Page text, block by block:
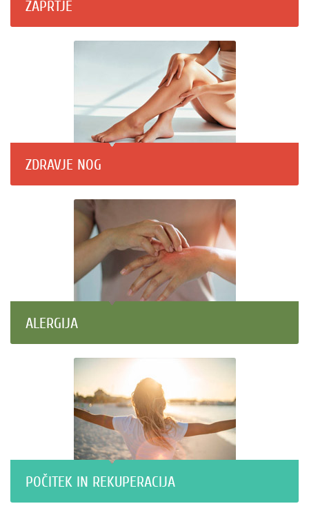
ZAPRTJE
ZDRAVJE NOG
ALERGIJA
POČITEK IN REKUPERACIJA